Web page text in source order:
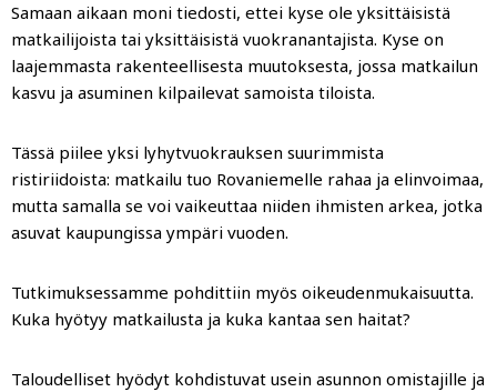
Samaan aikaan moni tiedosti, ettei kyse ole yksittäisistä
matkailijoista tai yksittäisistä vuokranantajista. Kyse on
laajemmasta rakenteellisesta muutoksesta, jossa matkailun
kasvu ja asuminen kilpailevat samoista tiloista.
Tässä piilee yksi lyhytvuokrauksen suurimmista
ristiriidoista: matkailu tuo Rovaniemelle rahaa ja elinvoimaa,
mutta samalla se voi vaikeuttaa niiden ihmisten arkea, jotka
asuvat kaupungissa ympäri vuoden.
Tutkimuksessamme pohdittiin myös oikeudenmukaisuutta.
Kuka hyötyy matkailusta ja kuka kantaa sen haitat?
Taloudelliset hyödyt kohdistuvat usein asunnon omistajille ja